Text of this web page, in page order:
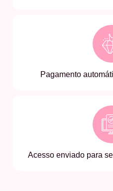
Pagamento
Acesso enviado para